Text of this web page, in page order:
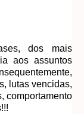
dos mais
aos assuntos
lutas vencidas,
comportamento